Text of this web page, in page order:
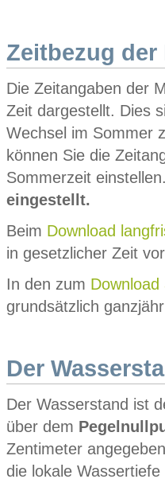
Zeitbezug der
Die Zeitangaben der
Zeit dargestellt. Dies
Wechsel im Sommer
können Sie die
Sommerzeit
eingestellt.
Beim Download
in gesetzlicher Zeit
In den zum Download
grundsätzlich
Der
Der Wasserstand ist
über dem
Zentimeter
die lokale